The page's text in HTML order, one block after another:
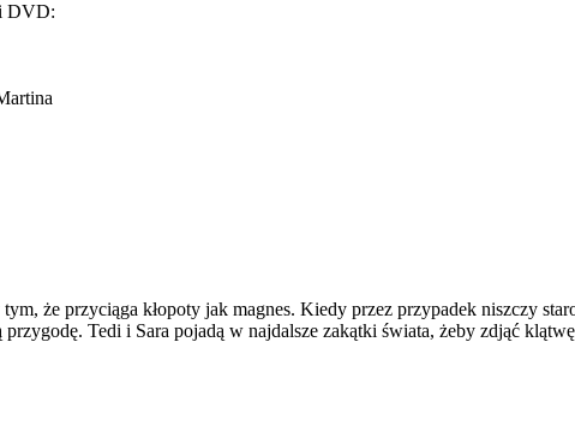
DVD:
że przyciąga kłopoty jak magnes. Kiedy przez przypadek niszczy
Tedi i Sara pojadą w najdalsze zakątki świata, żeby zdjąć